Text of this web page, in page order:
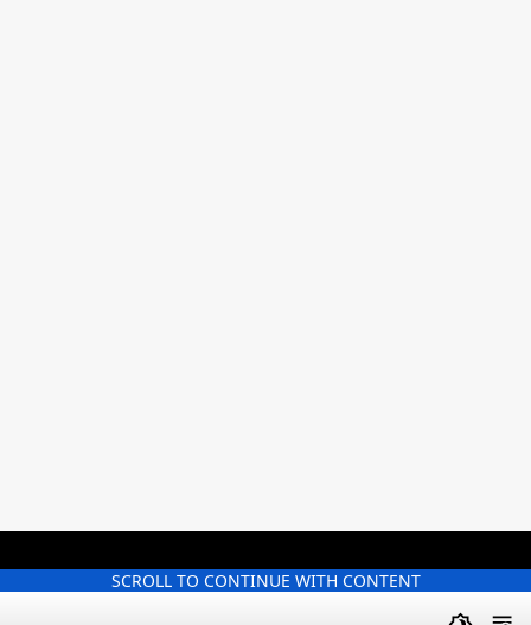
SCROLL TO CONTINUE WITH CONTENT